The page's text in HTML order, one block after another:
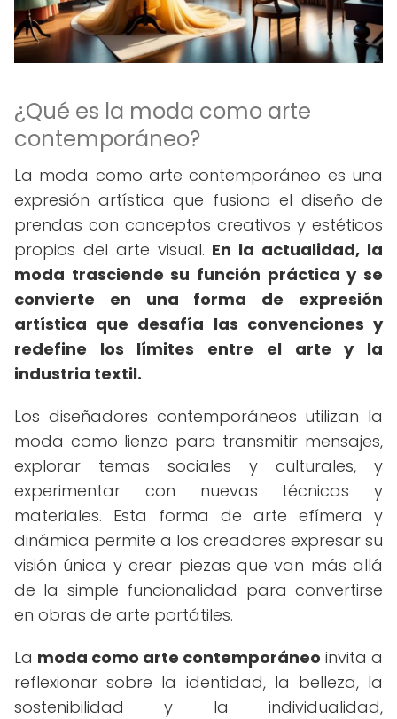
¿Qué es la moda como arte
contemporáneo?
La moda como arte contemporáneo es una
expresión artística que fusiona el diseño de
prendas con conceptos creativos y estéticos
propios del arte visual. En la actualidad, la
moda trasciende su función práctica y se
convierte en una forma de expresión
artística que desafía las convenciones y
redefine los límites entre el arte y la
industria textil.
Los diseñadores contemporáneos utilizan la
moda como lienzo para transmitir mensajes,
explorar temas sociales y culturales, y
experimentar con nuevas técnicas y
materiales. Esta forma de arte efímera y
dinámica permite a los creadores expresar su
visión única y crear piezas que van más allá
de la simple funcionalidad para convertirse
en obras de arte portátiles.
La moda como arte contemporáneo invita a
reflexionar sobre la identidad, la belleza, la
sostenibilidad y la individualidad,